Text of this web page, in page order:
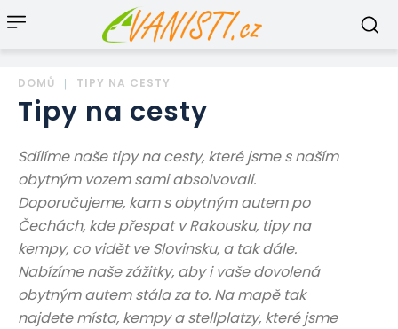
DOMŮ TIPY NA CESTY
Tipy na cesty
Sdílíme naše tipy na cesty, které jsme s naším
obytným vozem sami absolvovali.
Doporučujeme, kam s obytným autem po
Čechách, kde přespat v Rakousku, tipy na
kempy, co vidět ve Slovinsku, a tak dále.
Nabízíme naše zážitky, aby i vaše dovolená
obytným autem stála za to. Na mapě tak
najdete místa, kempy a stellplatzy, které jsme